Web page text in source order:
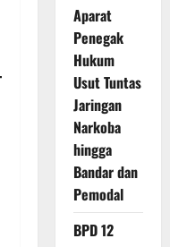
Aparat
Penegak
Hukum
Usut Tuntas
Jaringan
Narkoba
hingga
Bandar dan
Pemodal
BPD 12